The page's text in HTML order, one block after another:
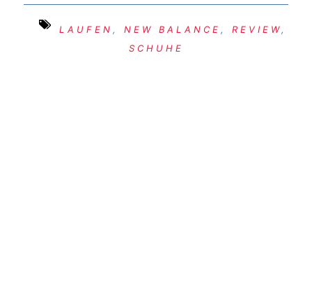
LAUFEN , NEW BALANCE , REVIEW,
SCHUHE